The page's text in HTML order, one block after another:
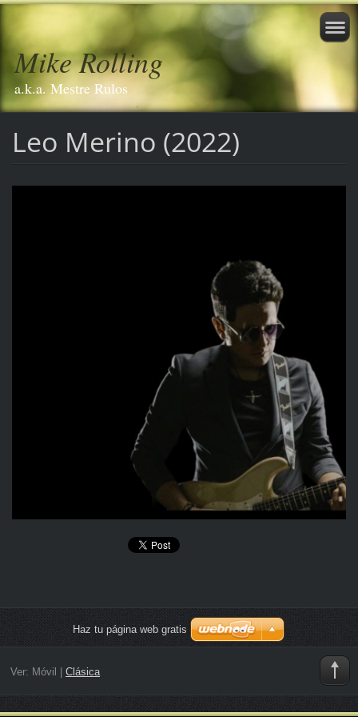
Mike Rolling
a.k.a. Mestre Rulos
Leo Merino (2022)
Haz tu página web gratis
Ver: Móvil | Clásica